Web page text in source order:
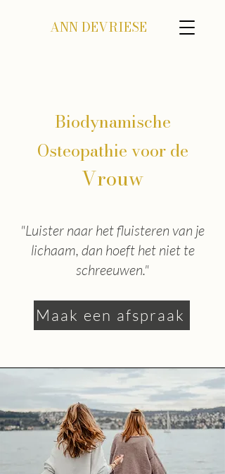
ANN DEVRIESE
Biodynamische
Osteopathie voor de
Vrouw
"Luister naar het fluisteren van je
lichaam, dan hoeft het niet te
schreeuwen."
Maak een afspraak